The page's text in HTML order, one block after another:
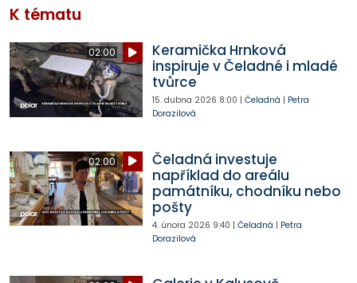
K tématu
02:00
Keramička Hrnková
inspiruje v Čeladné i mladé
tvůrce
15. dubna 2026 8:00 | Čeladná | Petra
Dorazilová
02:00
Čeladná investuje
například do areálu
památníku, chodníku nebo
pošty
4. února 2026 9:40 | Čeladná | Petra
Dorazilová